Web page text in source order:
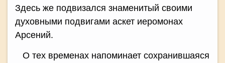
Здесь же подвизался знаменитый своими
духовными подвигами аскет иеромонах
Арсений.
О тех временах напоминает сохранившаяся